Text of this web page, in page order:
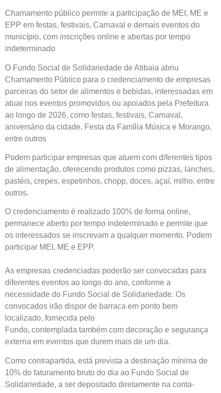
Chamamento público permite a participação de MEI, ME e
EPP em festas, festivais, Carnaval e demais eventos do
município, com inscrições online e abertas por tempo
indeterminado
O Fundo Social de Solidariedade de Atibaia abriu
Chamamento Público para o credenciamento de empresas
parceiras do setor de alimentos e bebidas, interessadas em
atuar nos eventos promovidos ou apoiados pela Prefeitura
ao longo de 2026, como festas, festivais, Carnaval,
aniversário da cidade, Festa da Família Música e Morango,
entre outros
Podem participar empresas que atuem com diferentes tipos
de alimentação, oferecendo produtos como pizzas, lanches,
pastéis, crepes, espetinhos, chopp, doces, açaí, milho, entre
outros.
O credenciamento é realizado 100% de forma online,
permanece aberto por tempo indeterminado e permite que
os interessados se inscrevam a qualquer momento. Podem
participar MEI, ME e EPP.
As empresas credenciadas poderão ser convocadas para
diferentes eventos ao longo do ano, conforme a
necessidade do Fundo Social de Solidariedade. Os
convocados irão dispor de barraca em ponto bem
localizado, fornecida pelo
Fundo, contemplada também com decoração e segurança
externa em eventos que durem mais de um dia.
Como contrapartida, está prevista a destinação mínima de
10% do faturamento bruto do dia ao Fundo Social de
Solidariedade, a ser depositado diretamente na conta-